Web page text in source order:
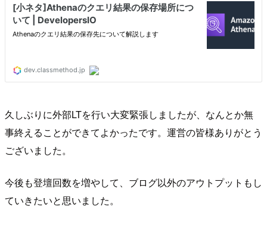
久しぶりに外部LTを行い大変緊張しましたが、なんとか無
事終えることができてよかったです。運営の皆様ありがとう
ございました。
今後も登壇回数を増やして、ブログ以外のアウトプットもし
ていきたいと思いました。